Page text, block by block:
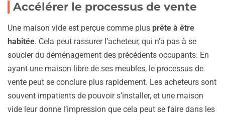
Accélérer le processus de vente
Une maison vide est perçue comme plus prête à être
habitée. Cela peut rassurer l’acheteur, qui n’a pas à se
soucier du déménagement des précédents occupants. En
ayant une maison libre de ses meubles, le processus de
vente peut se conclure plus rapidement. Les acheteurs sont
souvent impatients de pouvoir s’installer, et une maison
vide leur donne l’impression que cela peut se faire dans les